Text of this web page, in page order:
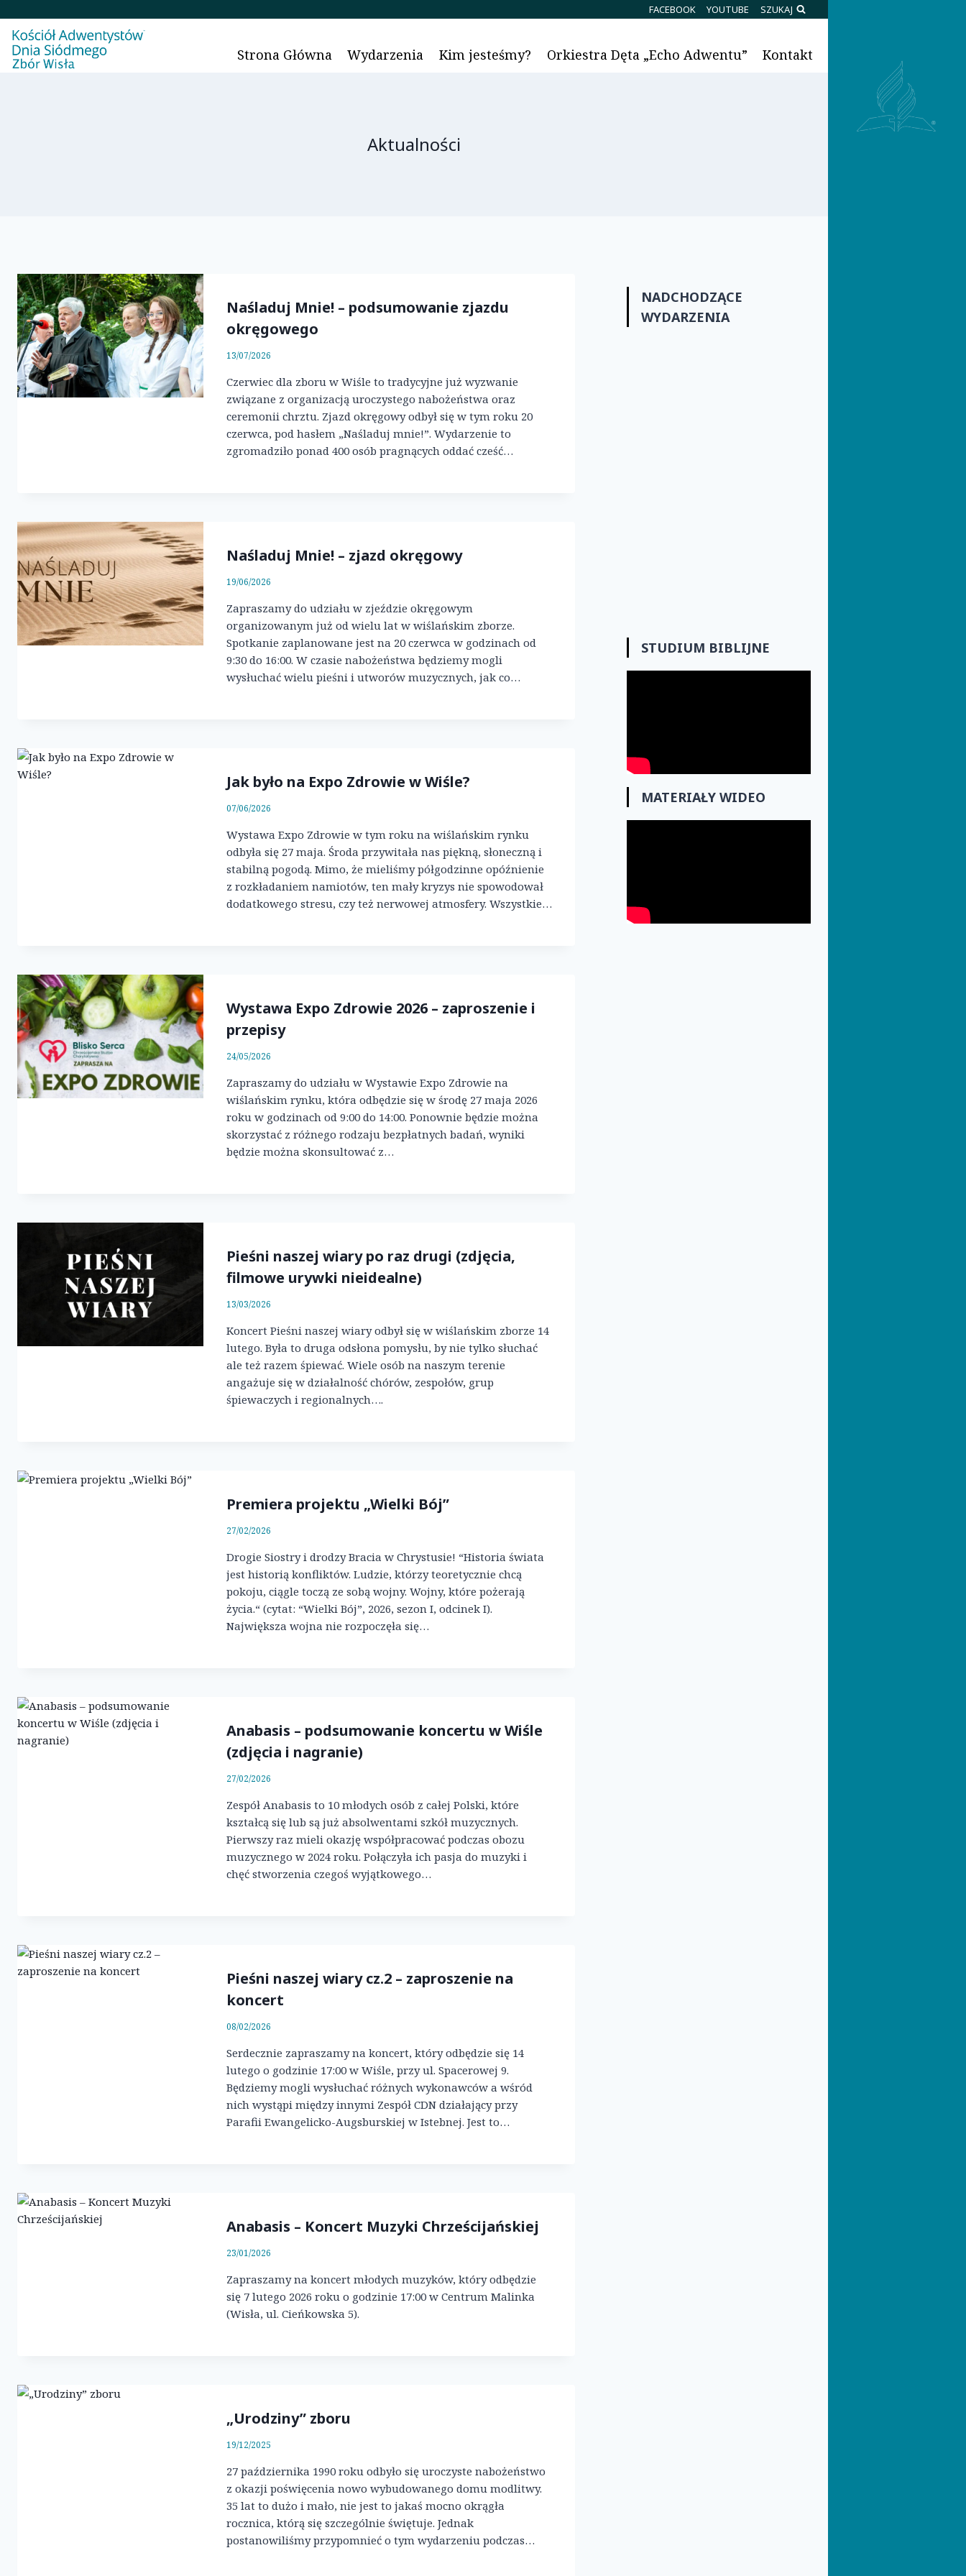
treści
FACEBOOK YOUTUBE SZUKAJ
Strona Główna Wydarzenia Kim jesteśmy? Orkiestra Dęta „Echo Adwentu” Kontakt
Aktualności
Naśladuj Mnie! – podsumowanie zjazdu
okręgowego
13/07/2026
Czerwiec dla zboru w Wiśle to tradycyjne już wyzwanie
związane z organizacją uroczystego nabożeństwa oraz
ceremonii chrztu. Zjazd okręgowy odbył się w tym roku 20
czerwca, pod hasłem „Naśladuj mnie!”. Wydarzenie to
zgromadziło ponad 400 osób pragnących oddać cześć…
Naśladuj Mnie! – zjazd okręgowy
19/06/2026
Zapraszamy do udziału w zjeździe okręgowym
organizowanym już od wielu lat w wiślańskim zborze.
Spotkanie zaplanowane jest na 20 czerwca w godzinach od
9:30 do 16:00. W czasie nabożeństwa będziemy mogli
wysłuchać wielu pieśni i utworów muzycznych, jak co…
Jak było na Expo Zdrowie w Wiśle?
07/06/2026
Wystawa Expo Zdrowie w tym roku na wiślańskim rynku
odbyła się 27 maja. Środa przywitała nas piękną, słoneczną i
stabilną pogodą. Mimo, że mieliśmy półgodzinne opóźnienie
z rozkładaniem namiotów, ten mały kryzys nie spowodował
dodatkowego stresu, czy też nerwowej atmosfery. Wszystkie…
Wystawa Expo Zdrowie 2026 – zaproszenie i
przepisy
24/05/2026
Zapraszamy do udziału w Wystawie Expo Zdrowie na
wiślańskim rynku, która odbędzie się w środę 27 maja 2026
roku w godzinach od 9:00 do 14:00. Ponownie będzie można
skorzystać z różnego rodzaju bezpłatnych badań, wyniki
będzie można skonsultować z…
Pieśni naszej wiary po raz drugi (zdjęcia,
filmowe urywki nieidealne)
13/03/2026
Koncert Pieśni naszej wiary odbył się w wiślańskim zborze 14
lutego. Była to druga odsłona pomysłu, by nie tylko słuchać
ale też razem śpiewać. Wiele osób na naszym terenie
angażuje się w działalność chórów, zespołów, grup
śpiewaczych i regionalnych….
Premiera projektu „Wielki Bój”
27/02/2026
Drogie Siostry i drodzy Bracia w Chrystusie! “Historia świata
jest historią konfliktów. Ludzie, którzy teoretycznie chcą
pokoju, ciągle toczą ze sobą wojny. Wojny, które pożerają
życia.“ (cytat: “Wielki Bój”, 2026, sezon I, odcinek I).
Największa wojna nie rozpoczęła się…
Anabasis – podsumowanie koncertu w Wiśle
(zdjęcia i nagranie)
27/02/2026
Zespół Anabasis to 10 młodych osób z całej Polski, które
kształcą się lub są już absolwentami szkół muzycznych.
Pierwszy raz mieli okazję współpracować podczas obozu
muzycznego w 2024 roku. Połączyła ich pasja do muzyki i
chęć stworzenia czegoś wyjątkowego…
Pieśni naszej wiary cz.2 – zaproszenie na
koncert
08/02/2026
Serdecznie zapraszamy na koncert, który odbędzie się 14
lutego o godzinie 17:00 w Wiśle, przy ul. Spacerowej 9.
Będziemy mogli wysłuchać różnych wykonawców a wśród
nich wystąpi między innymi Zespół CDN działający przy
Parafii Ewangelicko-Augsburskiej w Istebnej. Jest to…
Anabasis – Koncert Muzyki Chrześcijańskiej
23/01/2026
Zapraszamy na koncert młodych muzyków, który odbędzie
się 7 lutego 2026 roku o godzinie 17:00 w Centrum Malinka
(Wisła, ul. Cieńkowska 5).
„Urodziny” zboru
19/12/2025
27 października 1990 roku odbyło się uroczyste nabożeństwo
z okazji poświęcenia nowo wybudowanego domu modlitwy.
35 lat to dużo i mało, nie jest to jakaś mocno okrągła
rocznica, którą się szczególnie świętuje. Jednak
postanowiliśmy przypomnieć o tym wydarzeniu podczas…
NADCHODZĄCE
WYDARZENIA
STUDIUM BIBLIJNE
MATERIAŁY WIDEO